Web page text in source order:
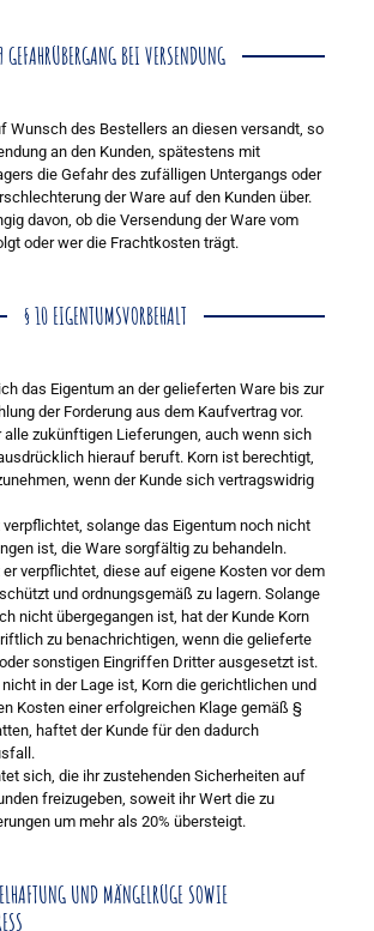
GEFAHRÜBERGANG BEI VERSENDUNG
Wunsch des Bestellers an diesen versandt, so
an den Kunden, spätestens mit
die Gefahr des zufälligen Untergangs oder
der Ware auf den Kunden über.
davon, ob die Versendung der Ware vom
oder wer die Frachtkosten trägt.
§ 10 EIGENTUMSVORBEHALT
das Eigentum an der gelieferten Ware bis zur
der Forderung aus dem Kaufvertrag vor.
alle zukünftigen Lieferungen, auch wenn sich
hierauf beruft. Korn ist berechtigt,
wenn der Kunde sich vertragswidrig
solange das Eigentum noch nicht
ist, die Ware sorgfältig zu behandeln.
verpflichtet, diese auf eigene Kosten vor dem
und ordnungsgemäß zu lagern. Solange
nicht übergegangen ist, hat der Kunde Korn
zu benachrichtigen, wenn die gelieferte
sonstigen Eingriffen Dritter ausgesetzt ist.
in der Lage ist, Korn die gerichtlichen und
Kosten einer erfolgreichen Klage gemäß §
haftet der Kunde für den dadurch
sich, die ihr zustehenden Sicherheiten auf
freizugeben, soweit ihr Wert die zu
um mehr als 20% übersteigt.
UND MÄNGELRÜGE SOWIE